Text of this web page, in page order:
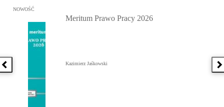
Poprzednia książka
Przejdź do: Meritum Prawo Pracy 2026, Kazimierz Jaśkowski -
NOWOŚĆ
Meritum Prawo Pracy 2026
Kazimierz Jaśkowski